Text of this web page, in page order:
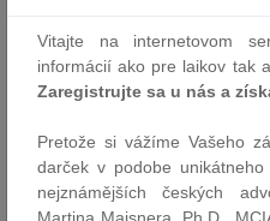
V rozsudku EVN Bălgarija
5. decembra 2019, sa
vnútroštátnej právnej úpravy v
2005/29 o nekalých
vnútroštátnej právnej úprave,
Autor: TS CURIA
Vitajte na internetovom
informácií ako pre laikov tak
Zaregistrujte sa u nás a
Pretože si vážíme Vašeho
darček v podobe
nejznámějších českých
Martina Maisnera, Ph.D.,